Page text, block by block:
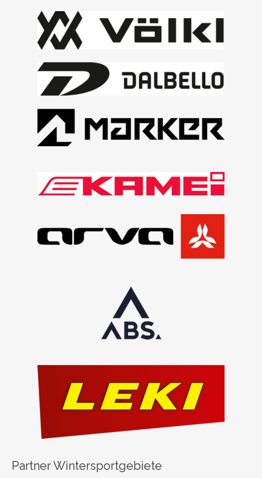
Partner Wintersportgebiete